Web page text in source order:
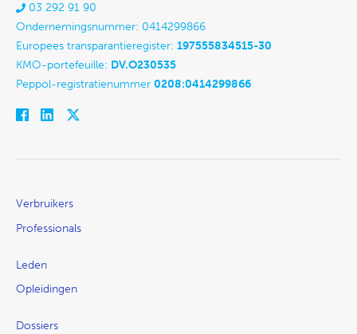
03 292 91 90
Ondernemingsnummer: 0414299866
Europees transparantieregister: 197555834515-30
KMO-portefeuille: DV.O230535
Peppol-registratienummer 0208:0414299866
Verbruikers
Professionals
Leden
Opleidingen
Dossiers